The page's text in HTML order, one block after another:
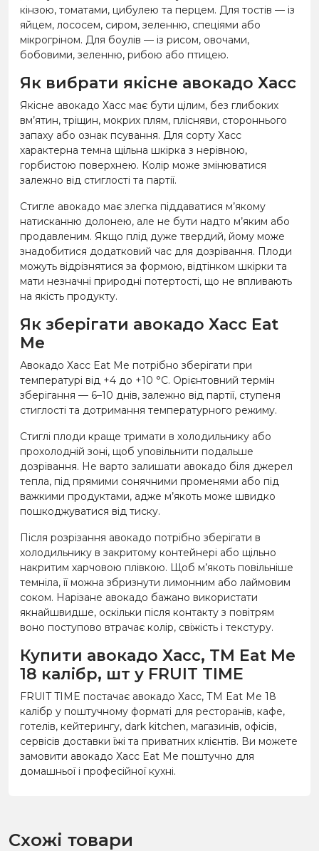
кінзою, томатами, цибулею та перцем. Для тостів — із
яйцем, лососем, сиром, зеленню, спеціями або
мікрогріном. Для боулів — із рисом, овочами,
бобовими, зеленню, рибою або птицею.
Як вибрати якісне авокадо Хасс
Якісне авокадо Хасс має бути цілим, без глибоких
вм’ятин, тріщин, мокрих плям, плісняви, стороннього
запаху або ознак псування. Для сорту Хасс
характерна темна щільна шкірка з нерівною,
горбистою поверхнею. Колір може змінюватися
залежно від стиглості та партії.
Стигле авокадо має злегка піддаватися м’якому
натисканню долонею, але не бути надто м’яким або
продавленим. Якщо плід дуже твердий, йому може
знадобитися додатковий час для дозрівання. Плоди
можуть відрізнятися за формою, відтінком шкірки та
мати незначні природні потертості, що не впливають
на якість продукту.
Як зберігати авокадо Хасс Eat
Me
Авокадо Хасс Eat Me потрібно зберігати при
температурі від +4 до +10 °C. Орієнтовний термін
зберігання — 6–10 днів, залежно від партії, ступеня
стиглості та дотримання температурного режиму.
Стиглі плоди краще тримати в холодильнику або
прохолодній зоні, щоб уповільнити подальше
дозрівання. Не варто залишати авокадо біля джерел
тепла, під прямими сонячними променями або під
важкими продуктами, адже м’якоть може швидко
пошкоджуватися від тиску.
Після розрізання авокадо потрібно зберігати в
холодильнику в закритому контейнері або щільно
накритим харчовою плівкою. Щоб м’якоть повільніше
темніла, її можна збризнути лимонним або лаймовим
соком. Нарізане авокадо бажано використати
якнайшвидше, оскільки після контакту з повітрям
воно поступово втрачає колір, свіжість і текстуру.
Купити авокадо Хасс, ТМ Eat Me
18 калібр, шт у FRUIT TIME
FRUIT TIME постачає авокадо Хасс, ТМ Eat Me 18
калібр у поштучному форматі для ресторанів, кафе,
готелів, кейтерингу, dark kitchen, магазинів, офісів,
сервісів доставки їжі та приватних клієнтів. Ви можете
замовити авокадо Хасс Eat Me поштучно для
домашньої і професійної кухні.
Схожі товари